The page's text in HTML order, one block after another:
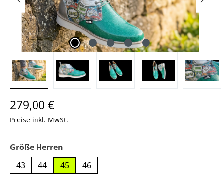
Regulärer Preis:
279,00 €
Preise inkl. MwSt.
Größe Herren
43
44 45 46